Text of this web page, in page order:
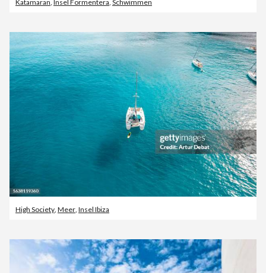
Katamaran, Insel Formentera, Schwimmen
High Society Meer Insel Ibiza